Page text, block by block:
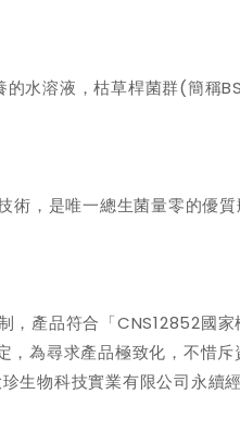
水溶液，枯草桿菌群(簡稱
是唯一總生菌量零的優質
產品符合「CNS12852國
為尋求產品極致化，不惜
物科技實業有限公司永續經